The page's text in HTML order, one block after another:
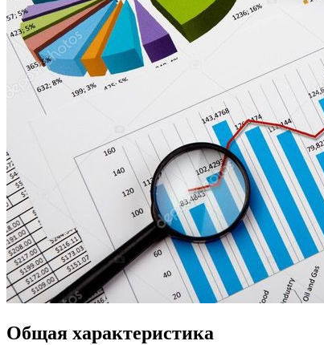
Общая характеристика